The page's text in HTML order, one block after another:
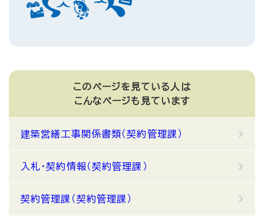
このページを見ている人は
こんなページも見ています
建築営繕工事関係書類（契約管理課）
入札・契約情報（契約管理課）
契約管理課（契約管理課）